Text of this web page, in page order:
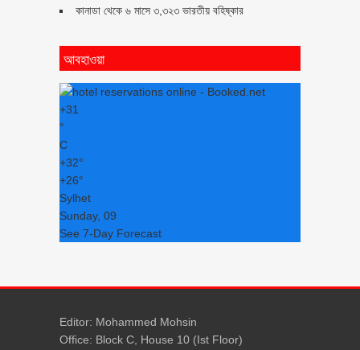
কানাডা থেকে ৬ মাসে ৩,৩২৩ ভারতীয় বহিষ্কার
আবহাওয়া
+31
°
C
+32°
+26°
Sylhet
Sunday, 09
See 7-Day Forecast
Editor: Mohammed Mohsin
Office: Block C, House 10 (Ist Floor)